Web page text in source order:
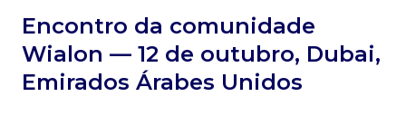
Encontro da comunidade
Wialon — 12 de outubro, Dubai,
Emirados Árabes Unidos